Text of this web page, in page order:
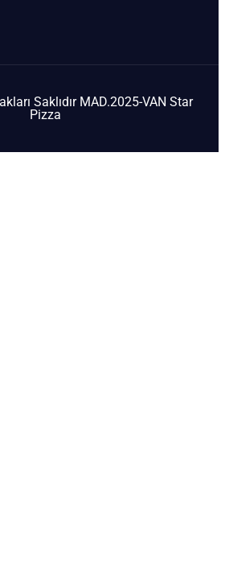
Saklıdır MAD.2025-VAN Star
Pizza